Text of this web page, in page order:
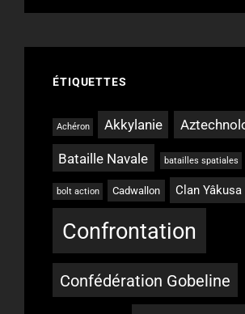
ÉTIQUETTES
Achéron Akkylanie
Bataille Navale batailles spatiales
bolt action Cadwallon Clan Yâkusa
Confrontation
Confédération Gobeline